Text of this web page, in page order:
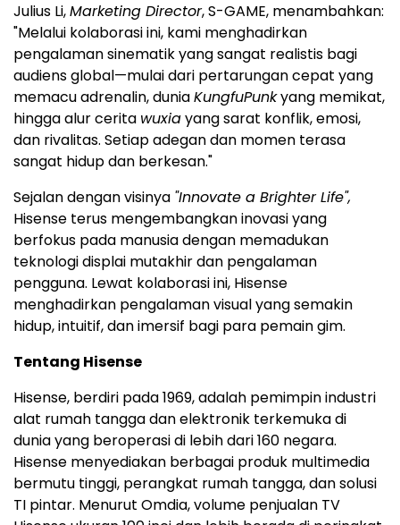
Julius Li,Marketing Director, S-GAME, menambahkan:
"Melalui kolaborasi ini, kami menghadirkan
pengalaman sinematik yang sangat realistis bagi
audiens global—mulai dari pertarungan cepat yang
memacu adrenalin, duniaKungfuPunkyang memikat,
hingga alur cerita wuxiayang sarat konflik, emosi,
dan rivalitas. Setiap adegan dan momen terasa
sangat hidup dan berkesan."
Sejalan dengan visinya "Innovate a Brighter Life",
Hisense terus mengembangkan inovasi yang
berfokus pada manusia dengan memadukan
teknologi displai mutakhir dan pengalaman
pengguna. Lewat kolaborasi ini, Hisense
menghadirkan pengalaman visual yang semakin
hidup, intuitif, dan imersif bagi para pemain gim.
Tentang Hisense
Hisense, berdiri pada 1969, adalah pemimpin industri
alat rumah tangga dan elektronik terkemuka di
dunia yang beroperasi di lebih dari 160 negara.
Hisense menyediakan berbagai produk multimedia
bermutu tinggi, perangkat rumah tangga, dan solusi
TI pintar. Menurut Omdia, volume penjualan TV